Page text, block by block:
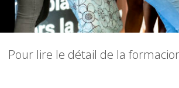
Pour lire le détail de la